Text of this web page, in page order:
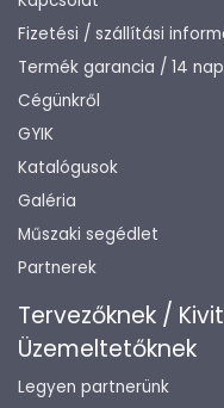
Fizetési / szállítási
Termék garancia / 14
Cégünkről
GYIK
Katalógusok
Galéria
Műszaki segédlet
Partnerek
Tervezőknek /
Üzemeltetőknek
Legyen partnerünk